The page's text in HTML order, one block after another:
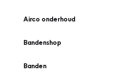
Airco onderhoud
Bandenshop
Banden